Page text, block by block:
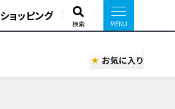
ショッピング
検索
お気に入り